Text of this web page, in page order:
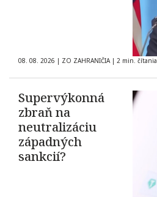
08. 08. 2026 | ZO ZAHRANIČIA | 2 min. čítania
Supervýkonná
zbraň na
neutralizáciu
západných
sankcií?